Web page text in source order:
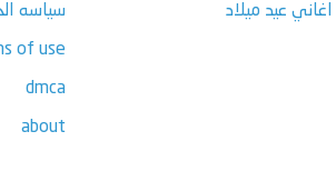
اغاني عيد ميلاد سياسه
of use
dmca
about